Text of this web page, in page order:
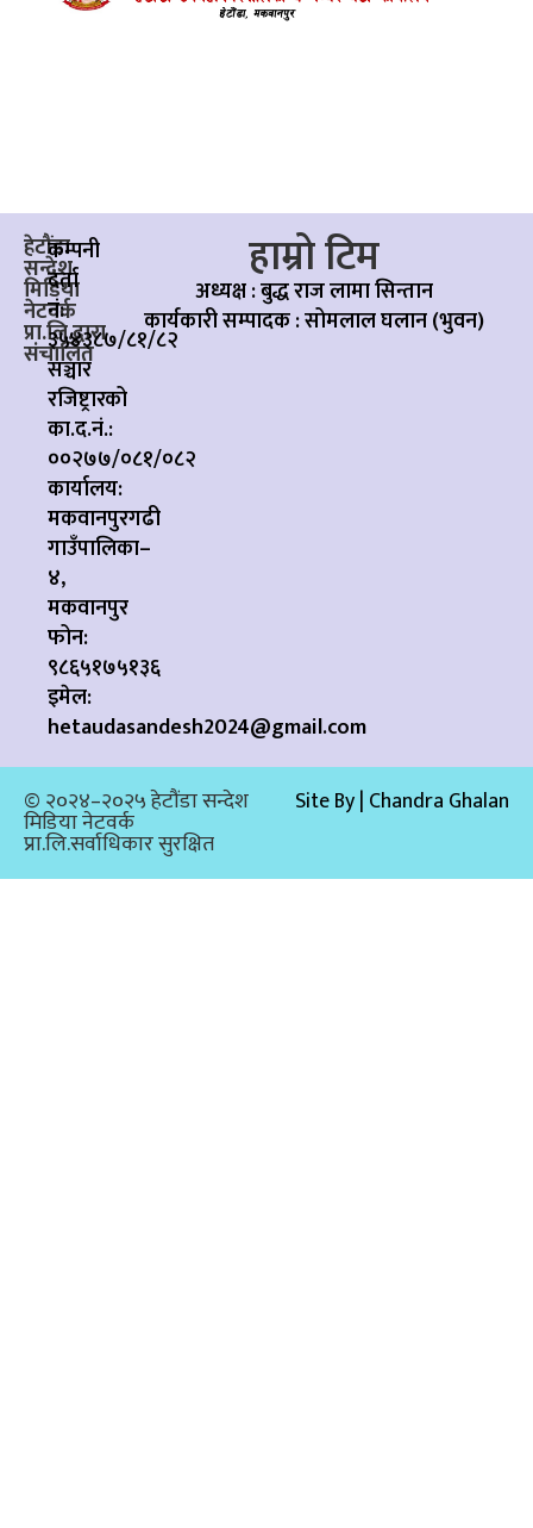
हेटौंडा
सन्देश
मिडिया
नेटवर्क
प्रा.लि.द्वारा
संचालित
कम्पनी
दर्ता
नं:
३५४३८७/८१/८२
सञ्चार
रजिष्ट्रारको
का.द.नं.:
००२७७/०८१/०८२
कार्यालय:
मकवानपुरगढी
गाउँपालिका–
४,
मकवानपुर
फोन:
९८६५१७५१३६
इमेल:
hetaudasandesh2024@gmail.com
हाम्रो टिम
अध्यक्ष : बुद्ध राज लामा सिन्तान
कार्यकारी सम्पादक :सोमलाल घलान (भुवन)
© २०२४–२०२५ हेटौंडा सन्देश
मिडिया नेटवर्क
प्रा.लि.सर्वाधिकार सुरक्षित​
Site By | Chandra Ghalan